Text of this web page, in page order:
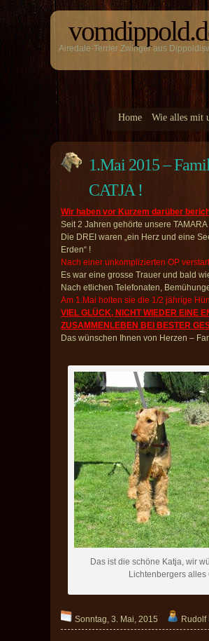
Airedale-Terrier Zwinger aus
Home Wie alles mit
1.Mai 2015 –
CATJA !
Wir haben vor Kurzem darüber
Seit 2 Jahren gehörte unsere
Die DREI waren „ein Herz und eine
Erden“ !
Nach einer unkomplizierten OP
Es war eine grosse Trauer und bald
Nach etlichen Telefonaten,
Am 1.Mai holten sie die 1/2 jährige
VIEL GLÜCK, NICHT WIEDER EINE
ZUSAMMENLEBEN BEI BESTER
Das wünschen Ihnen von Herzen –
Das ist die schöne Katja, wir
Lichtenbergers alles
Sonntag, 3. Mai, 2015 Rudolf